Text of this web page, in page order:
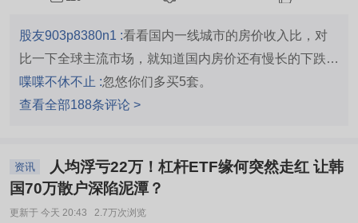
涨，科技大跌。 如此反复N次，科技股就完成了高抛，都
涨2～50倍了，赚的盆满钵满！
股友903p8380n1 :看看国内一线城市的房价收入比，对
比一下全球主流市场，就知道国内房价还有慢长的下跌空
间
喋喋不休不止 :忽悠你们多买5套。
查看全部188条评论 >
资讯
国70万散户深陷泥潭？
更新于 今天 20:43 2.7万次浏览